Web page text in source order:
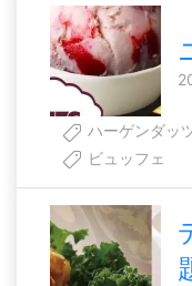
ハーゲンダッ
ビュッフェ